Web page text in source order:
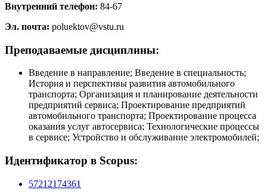
Внутренний телефон: 84-67
Эл. почта: poluektov@vstu.ru
Преподаваемые дисциплины:
Введение в направление; Введение в специальность;
История и перспективы развития автомобильного
транспорта; Организация и планирование деятельности
предприятий сервиса; Проектирование предприятий
автомобильного транспорта; Проектирование процесса
оказания услуг автосервиса; Технологические процессы
в сервисе; Устройство и обслуживание электромобилей;
Идентификатор в Scopus:
57212174361